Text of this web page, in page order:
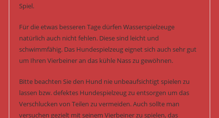
Spiel.
Für die etwas besseren Tage dürfen Wasserspielzeuge
natürlich auch nicht fehlen. Diese sind leicht und
schwimmfähig. Das Hundespielzeug eignet sich auch sehr gut
um Ihren Vierbeiner an das kühle Nass zu gewöhnen.
Bitte beachten Sie den Hund nie unbeaufsichtigt spielen zu
lassen bzw. defektes Hundespielzeug zu entsorgen um das
Verschlucken von Teilen zu vermeiden. Auch sollte man
versuchen gezielt mit seinem Vierbeiner zu spielen, das